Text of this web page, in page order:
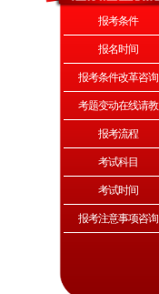
报考条件
报名时间
报考条件改革咨询
考题变动在线请教
报考流程
考试科目
考试时间
报考注意事项咨询